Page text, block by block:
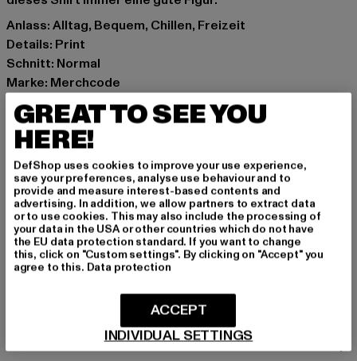
Anlass: Alltag, Bequem, Chillen, Freizeit
Details: Print
Schnitt: Normal
Marke: Merchcode
Kat.: T-Shirts
Farbe: weiß
Hersteller Farbe: white
Materialzusammensetzung: 100% Baumwolle
Art.Nr: MC1136-00220
Hersteller: TB International GmbH |info@tbint.de
Dr.-Robert-Murjahn-Straße 7 | 64372 Ober-Ramstadt |
DE
GRÖSSE & PASSFORM
PFLEGEHINWEISE
GREAT TO SEE YOU
HERE!
DefShop uses cookies to improve your use experience,
save your preferences, analyse use behaviour and to
provide and measure interest-based contents and
advertising. In addition, we allow partners to extract data
or to use cookies. This may also include the processing of
your data in the USA or other countries which do not have
the EU data protection standard. If you want to change
this, click on "Custom settings". By clicking on "Accept" you
agree to this. Data protection
INDIVIDUAL SETTINGS
ACCEPT